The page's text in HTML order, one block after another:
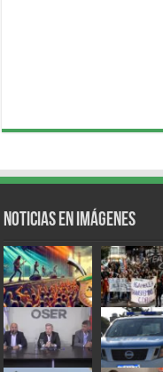
Noticias en Imágenes